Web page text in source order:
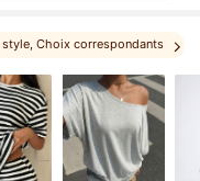
style, Choix correspondants